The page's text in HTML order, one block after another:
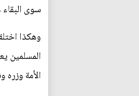
سوى
وهكذا
المسلمين
الأمة وزره